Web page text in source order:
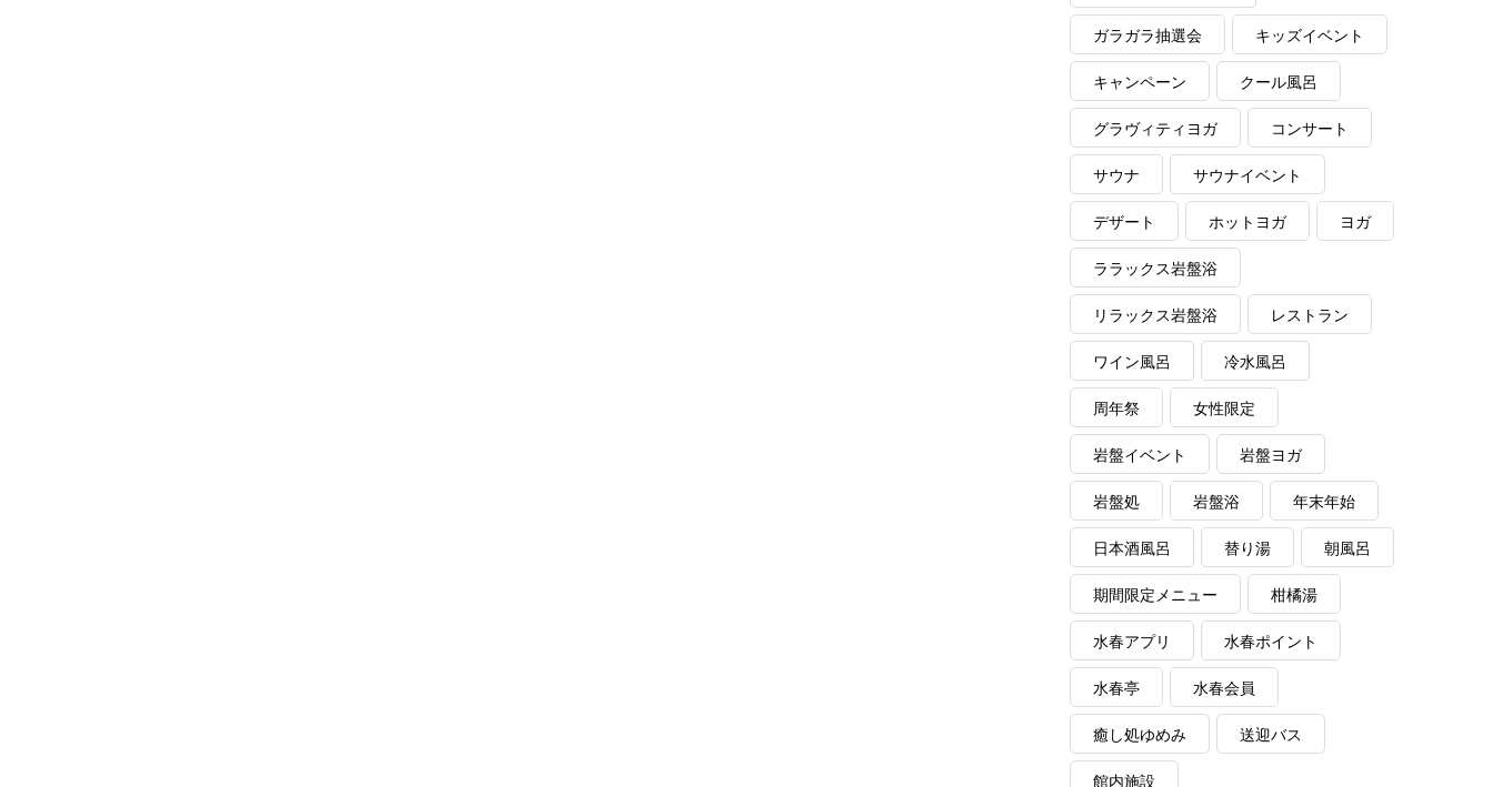
ガラガラ抽選会 キッズイベント
キャンペーン クール風呂
グラヴィティヨガ コンサート
サウナ サウナイベント
デザート ホットヨガ ヨガ
ララックス岩盤浴
リラックス岩盤浴 レストラン
ワイン風呂 冷水風呂
周年祭 女性限定
岩盤イベント 岩盤ヨガ
岩盤処 岩盤浴 年末年始
日本酒風呂 替り湯 朝風呂
期間限定メニュー 柑橘湯
水春アプリ 水春ポイント
水春亭 水春会員
癒し処ゆめみ 送迎バス
館内施設